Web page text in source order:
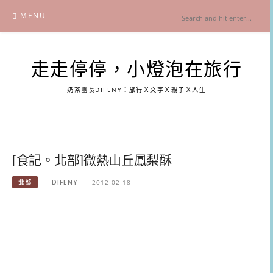
content
MENU
走走停停，小燈泡在旅行
奶茶團長DIFENY：旅行Ｘ文字Ｘ親子Ｘ人生
[食記。北部]微熱山丘鳳梨酥
北部 DIFENY 2012-02-18